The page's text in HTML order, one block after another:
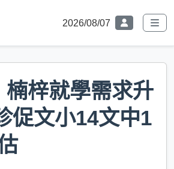
2026/08/07
楠梓就學需求升
促文小14文中1